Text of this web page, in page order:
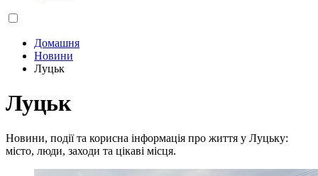
Домашня
Новини
Луцьк
Луцьк
Новини, події та корисна інформація про життя у Луцьку:
місто, люди, заходи та цікаві місця.